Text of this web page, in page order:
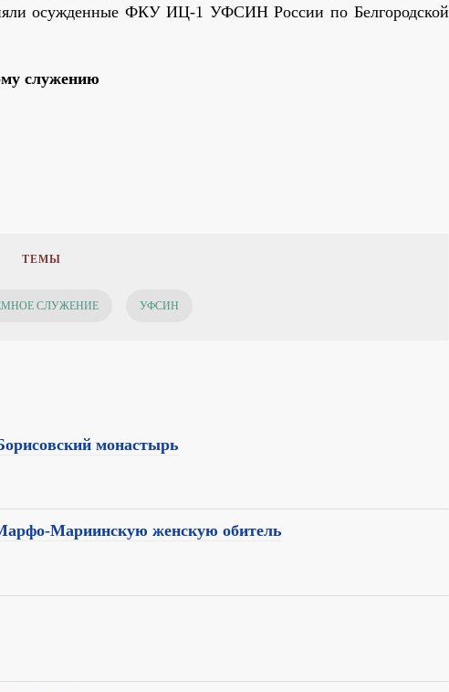
осужденные ФКУ ИЦ-1 УФСИН России по Белгородской
служению
ТЕМЫ
СЛУЖЕНИЕ УФСИН
монастырь
Мариинскую женскую обитель